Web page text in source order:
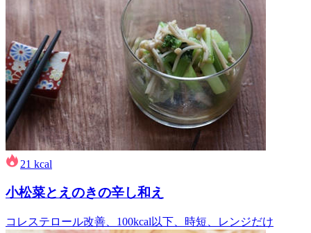
21 kcal
小松菜とえのきの辛し和え
コレステロール改善、100kcal以下、時短、レンジだけ